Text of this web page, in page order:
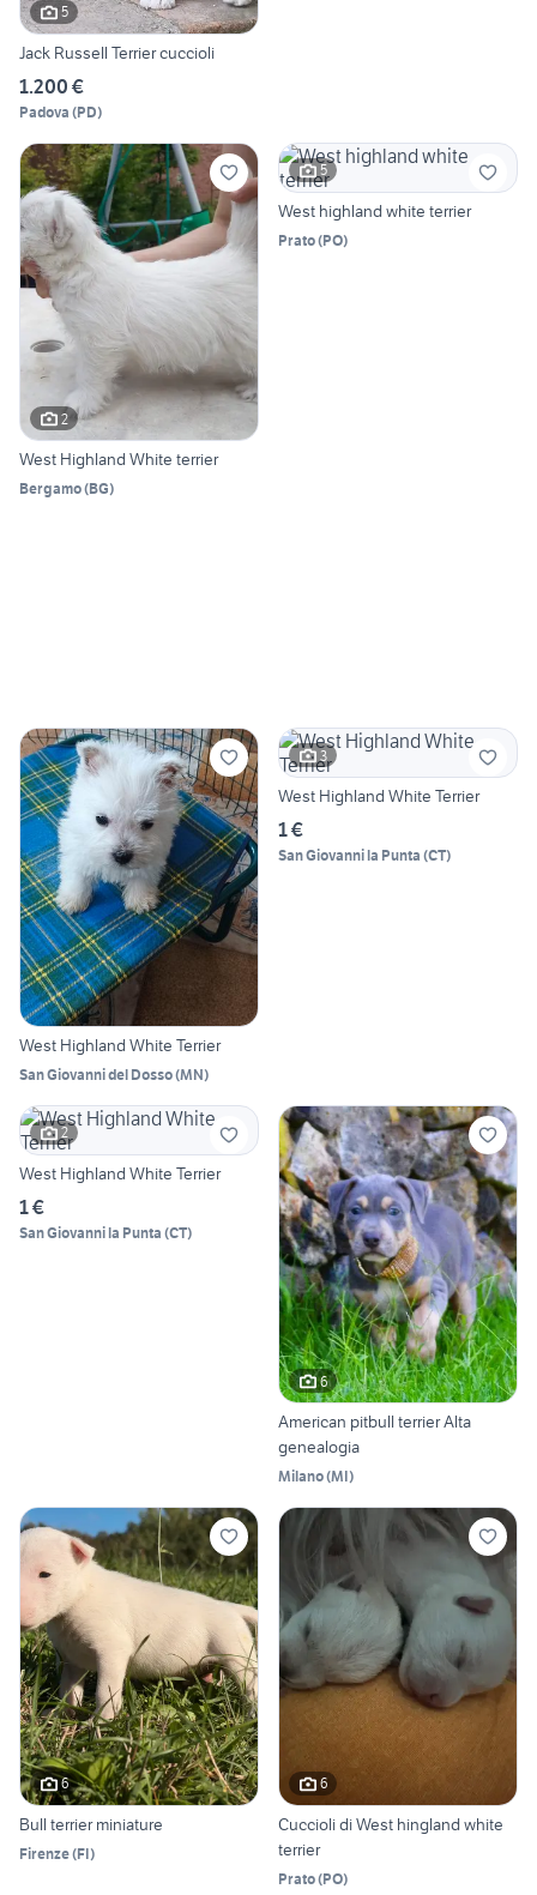
5
Jack Russell Terrier cuccioli
1.200 €
Padova (PD)
2
West Highland White terrier
Bergamo(BG)
5
West highland white terrier
Prato(PO)
West Highland White Terrier
San Giovanni del Dosso(MN)
3
West Highland White Terrier
1 €
San Giovanni la Punta (CT)
2
West Highland White Terrier
1 €
San Giovanni la Punta (CT)
6
American pitbull terrier Alta
genealogia
Milano(MI)
6
Bull terrier miniature
Firenze(FI)
6
Cuccioli di West hingland white
terrier
Prato(PO)